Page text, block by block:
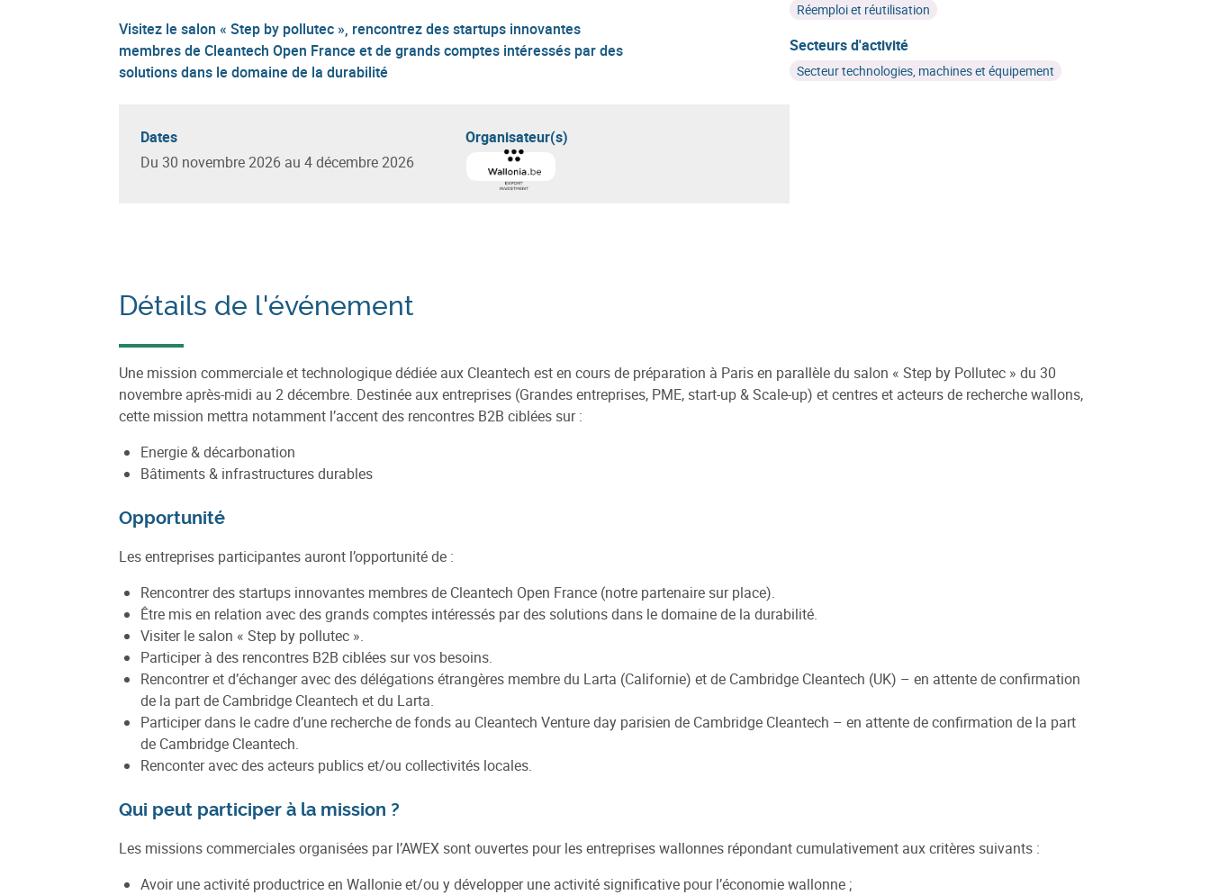
Visitez le salon « Step by pollutec », rencontrez des startups innovantes
membres de Cleantech Open France et de grands comptes intéressés par des
solutions dans le domaine de la durabilité
Dates
Du 30 novembre 2026 au 4 décembre 2026
Organisateur(s)
En savoir plus sur
Réemploi et réutilisation
Secteurs d'activité
Secteur technologies, machines et équipement
Détails de l'événement
Une mission commerciale et technologique dédiée aux Cleantech est en cours de préparation à Paris en parallèle du salon « Step by Pollutec » du 30
novembre après-midi au 2 décembre. Destinée aux entreprises (Grandes entreprises, PME, start-up & Scale-up) et centres et acteurs de recherche wallons,
cette mission mettra notamment l’accent des rencontres B2B ciblées sur :
Energie & décarbonation
Bâtiments & infrastructures durables
Opportunité
Les entreprises participantes auront l’opportunité de :
Rencontrer des startups innovantes membres de Cleantech Open France (notre partenaire sur place).
Être mis en relation avec des grands comptes intéressés par des solutions dans le domaine de la durabilité.
Visiter le salon « Step by pollutec ».
Participer à des rencontres B2B ciblées sur vos besoins.
Rencontrer et d’échanger avec des délégations étrangères membre du Larta (Californie) et de Cambridge Cleantech (UK) – en attente de confirmation
de la part de Cambridge Cleantech et du Larta.
Participer dans le cadre d’une recherche de fonds au Cleantech Venture day parisien de Cambridge Cleantech – en attente de confirmation de la part
de Cambridge Cleantech.
Renconter avec des acteurs publics et/ou collectivités locales.
Qui peut participer à la mission ?
Les missions commerciales organisées par l’AWEX sont ouvertes pour les entreprises wallonnes répondant cumulativement aux critères suivants :
Avoir une activité productrice en Wallonie et/ou y développer une activité significative pour l’économie wallonne ;